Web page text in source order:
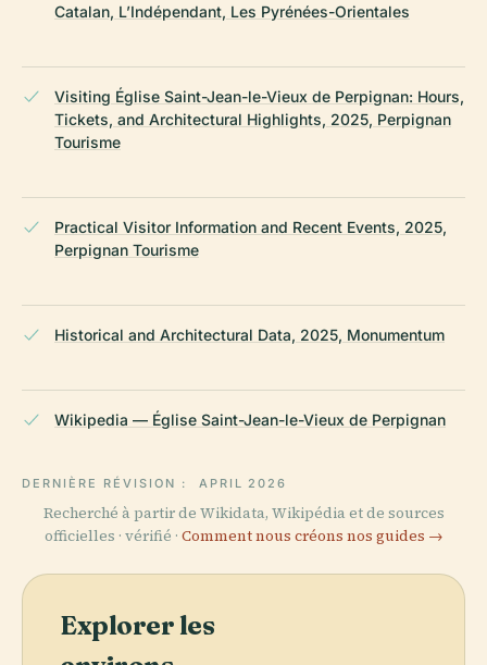
Catalan, L’Indépendant, Les Pyrénées-Orientales
Visiting Église Saint-Jean-le-Vieux de Perpignan: Hours,
Tickets, and Architectural Highlights, 2025, Perpignan
Tourisme
Practical Visitor Information and Recent Events, 2025,
Perpignan Tourisme
Historical and Architectural Data, 2025, Monumentum
Wikipedia — Église Saint-Jean-le-Vieux de Perpignan
DERNIÈRE RÉVISION : APRIL 2026
Recherché à partir de Wikidata, Wikipédia et de sources
officielles · vérifié · Comment nous créons nos guides →
Explorer les